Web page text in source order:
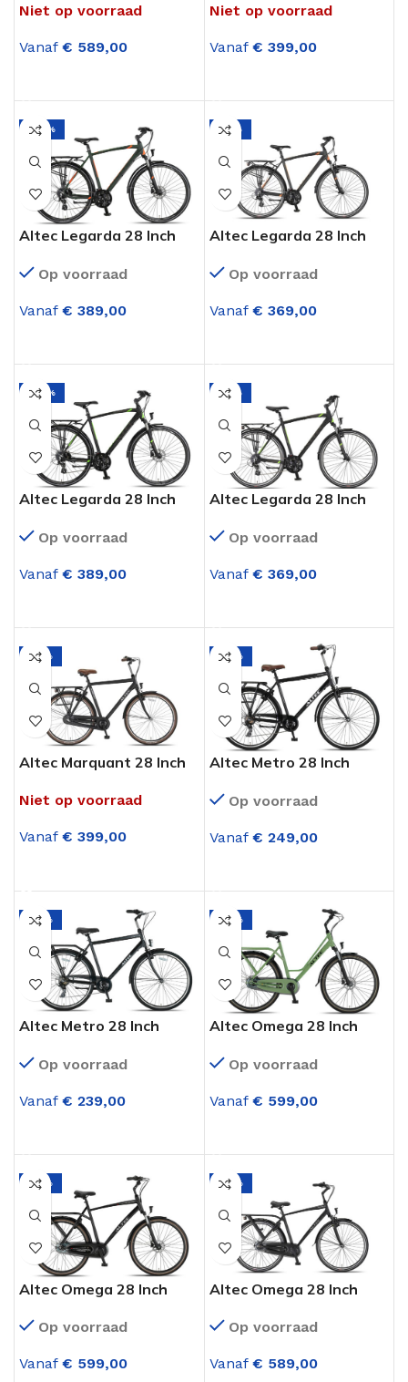
Versnellingen Mat Zwart
Niet op voorraad
Vanaf € 589,00
versnellingen Mat Zwart
Niet op voorraad
Vanaf € 399,00
-29%
Altec Legarda 28 Inch
Versnellingen Khaki
Op voorraad
Vanaf € 389,00
-31%
Altec Legarda 28 Inch
Versnellingen Khaki
Op voorraad
Vanaf € 369,00
-29%
Altec Legarda 28 Inch
Versnellingen Zwart
Op voorraad
Vanaf € 389,00
-31%
Altec Legarda 28 Inch
Versnellingen Zwart
Op voorraad
Vanaf € 369,00
-17%
Altec Marquant 28 Inch
Versnellingen Mat Zwart
Niet op voorraad
Vanaf € 399,00
-14%
Altec Metro 28 Inch
Versnellingen Mat Zwart
Op voorraad
Vanaf € 249,00
-17%
Altec Metro 28 Inch
Versnellingen Mat Zwart
Op voorraad
Vanaf € 239,00
-14%
Altec Omega 28 Inch
Versnellingen
Op voorraad
Vanaf € 599,00
-14%
Altec Omega 28 Inch
Versnellingen
Op voorraad
Vanaf € 599,00
-12%
Altec Omega 28 Inch
Versnellingen Mat Zwart
Op voorraad
Vanaf € 589,00